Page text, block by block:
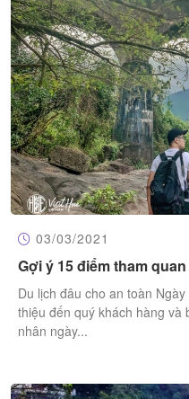
03/03/2021
Gợi ý 15 điểm tham
​Du lịch đâu cho an toàn
thiệu đến quý khách hàng và
nhân ngày...